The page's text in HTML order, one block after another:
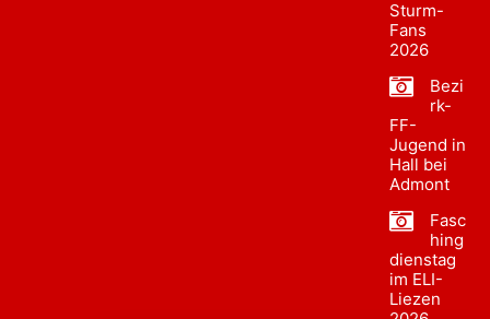
Sturm-
Fans
2026
Bezi
rk-
FF-
Jugend in
Hall bei
Admont
Fasc
hing
dienstag
im ELI-
Liezen